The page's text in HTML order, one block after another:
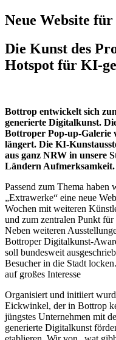
Neue Website
Die Kunst des
Hotspot für KI-
Bottrop entwickelt sich
generierte Digitalkunst.
Bottroper Pop-up-Galerie
längert. Die KI-
aus ganz NRW in unsere
Ländern Aufmerk­samkeit.
Passend zum Thema
„Extrawerke“ eine neue
Wochen mit weiteren
und zum zentralen Punkt
Neben weiteren
Bottroper Digitalkunst-
soll bundesweit
Besucher in die Stadt
auf großes Interesse
Organisiert und initiiert
Eickwinkel, der in Bottrop
jüngstes Unternehmen mit
generierte Digitalkunst